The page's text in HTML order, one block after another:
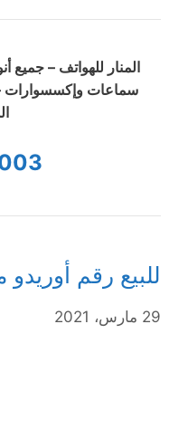
المنار للهواتف – جميع
سماعات
للبيع رقم أوريدو
29 مارس، 2021